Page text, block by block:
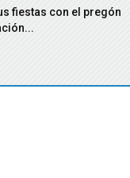
fiestas con el pregón